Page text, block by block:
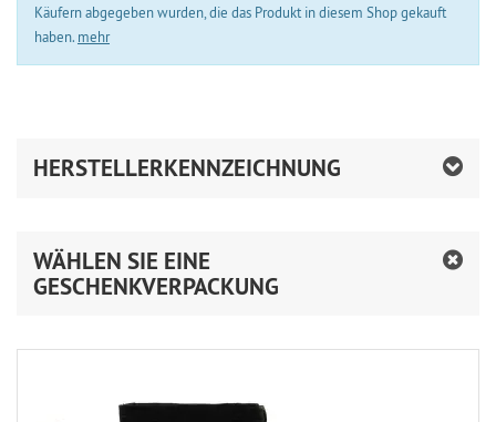
Käufern abgegeben wurden, die das Produkt in diesem Shop gekauft
haben. mehr
HERSTELLERKENNZEICHNUNG
WÄHLEN SIE EINE
GESCHENKVERPACKUNG